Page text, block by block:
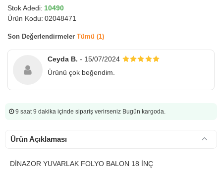
Stok Adedi: 10490
Ürün Kodu: 02048471
Son Değerlendirmeler Tümü (1)
Ceyda B. - 15/07/2024
Ürünü çok beğendim.
9 saat 9 dakika içinde sipariş verirseniz Bugün kargoda.
Ürün Açıklaması
DİNAZOR YUVARLAK FOLYO BALON 18 İNÇ